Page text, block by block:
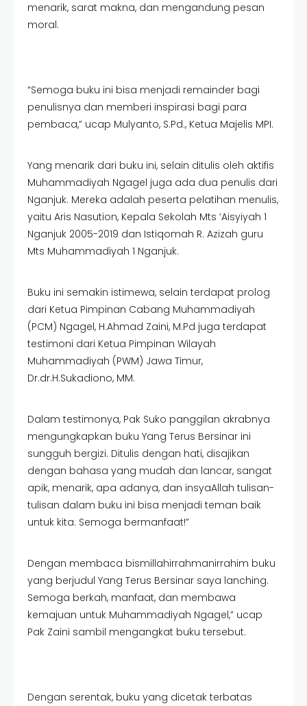
menarik, sarat makna, dan mengandung pesan
moral.
“Semoga buku ini bisa menjadi remainder bagi
penulisnya dan memberi inspirasi bagi para
pembaca,” ucap Mulyanto, S.Pd., Ketua Majelis MPI.
Yang menarik dari buku ini, selain ditulis oleh aktifis
Muhammadiyah Ngagel juga ada dua penulis dari
Nganjuk. Mereka adalah peserta pelatihan menulis,
yaitu Aris Nasution, Kepala Sekolah Mts ‘Aisyiyah 1
Nganjuk 2005-2019 dan Istiqomah R. Azizah guru
Mts Muhammadiyah 1 Nganjuk.
Buku ini semakin istimewa, selain terdapat prolog
dari Ketua Pimpinan Cabang Muhammadiyah
(PCM) Ngagel, H.Ahmad Zaini, M.Pd juga terdapat
testimoni dari Ketua Pimpinan Wilayah
Muhammadiyah (PWM) Jawa Timur,
Dr.dr.H.Sukadiono, MM.
Dalam testimonya, Pak Suko panggilan akrabnya
mengungkapkan buku Yang Terus Bersinar ini
sungguh bergizi. Ditulis dengan hati, disajikan
dengan bahasa yang mudah dan lancar, sangat
apik, menarik, apa adanya, dan insyaAllah tulisan-
tulisan dalam buku ini bisa menjadi teman baik
untuk kita. Semoga bermanfaat!”
Dengan membaca bismillahirrahmanirrahim buku
yang berjudul Yang Terus Bersinar saya lanching.
Semoga berkah, manfaat, dan membawa
kemajuan untuk Muhammadiyah Ngagel,” ucap
Pak Zaini sambil mengangkat buku tersebut.
Dengan serentak, buku yang dicetak terbatas